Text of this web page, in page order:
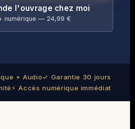
l'ouvrage chez moi
numérique — 24,99 €
+ Audio✓ Garantie 30 jours
⚡ Accès numérique immédiat